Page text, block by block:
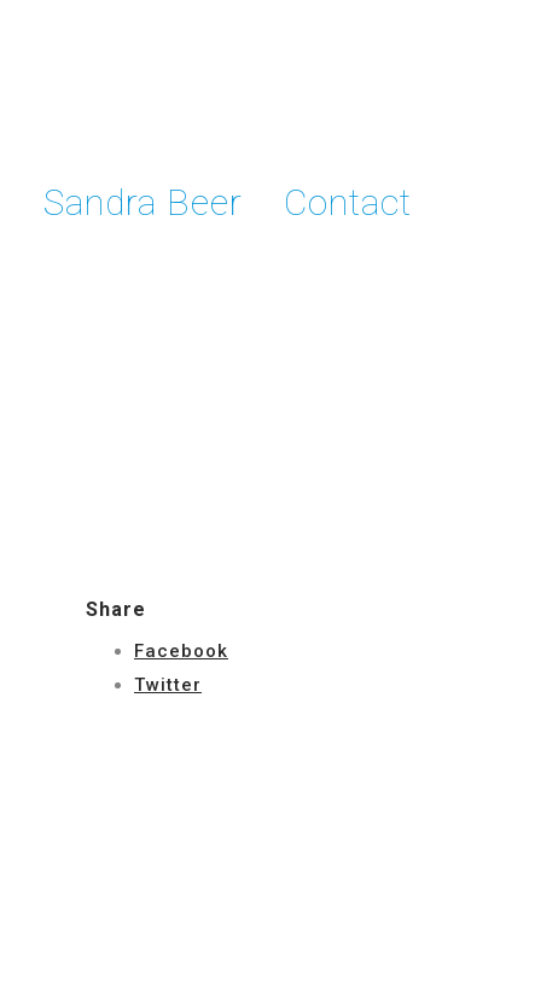
Sandra Beer Contact
Share
Facebook
Twitter